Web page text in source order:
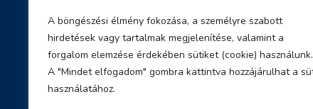
A böngészési élmény fokozása, a személyre szabott
hirdetések vagy tartalmak megjelenítése, valamint a
forgalom elemzése érdekében sütiket (cookie) használunk.
A "Mindet elfogadom" gombra kattintva hozzájárulhat a
használatához.